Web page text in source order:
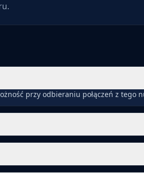
przy odbieraniu połączeń z tego